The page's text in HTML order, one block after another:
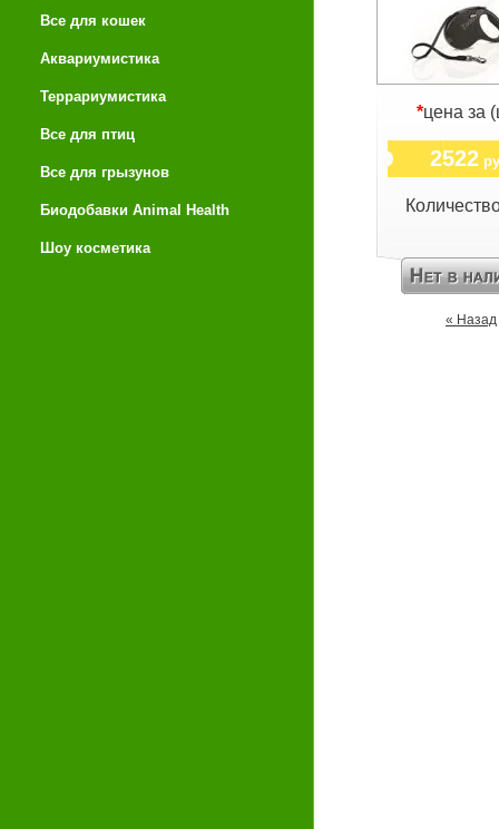
Все для кошек
Аквариумистика
Террариумистика
Все для птиц
Все для грызунов
Биодобавки Animal Health
Шоу косметика
*цена за
2522
« Назад